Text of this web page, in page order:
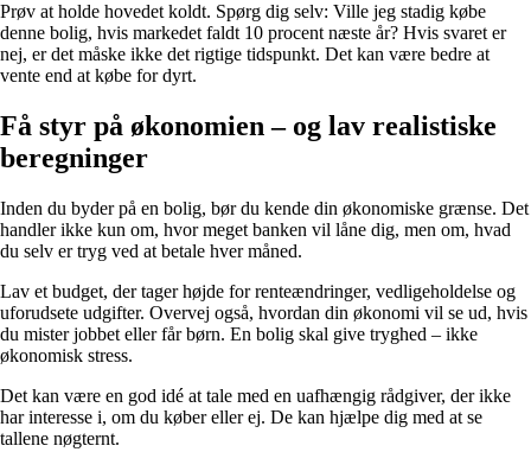
Prøv at holde hovedet koldt. Spørg dig selv: Ville jeg stadig købe
denne bolig, hvis markedet faldt 10 procent næste år? Hvis svaret er
nej, er det måske ikke det rigtige tidspunkt. Det kan være bedre at
vente end at købe for dyrt.
Få styr på økonomien – og lav realistiske
beregninger
Inden du byder på en bolig, bør du kende din økonomiske grænse. Det
handler ikke kun om, hvor meget banken vil låne dig, men om, hvad
du selv er tryg ved at betale hver måned.
Lav et budget, der tager højde for renteændringer, vedligeholdelse og
uforudsete udgifter. Overvej også, hvordan din økonomi vil se ud, hvis
du mister jobbet eller får børn. En bolig skal give tryghed – ikke
økonomisk stress.
Det kan være en god idé at tale med en uafhængig rådgiver, der ikke
har interesse i, om du køber eller ej. De kan hjælpe dig med at se
tallene nøgternt.